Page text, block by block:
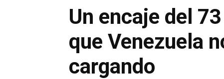
Un encaje del
que Venezuela
cargando